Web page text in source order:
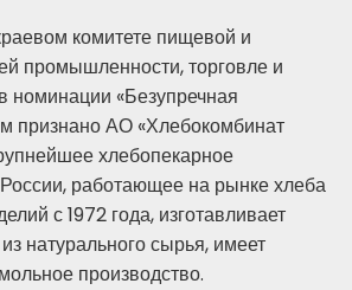
комитете пищевой и
промышленности, торговле и
номинации «Безупречная
признано АО «Хлебокомбинат
хлебопекарное
работающее на рынке хлеба
с 1972 года, изготавливает
натурального сырья, имеет
производство.